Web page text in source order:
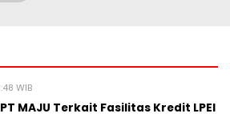
WIB
MAJU Terkait Fasilitas Kredit LPEI